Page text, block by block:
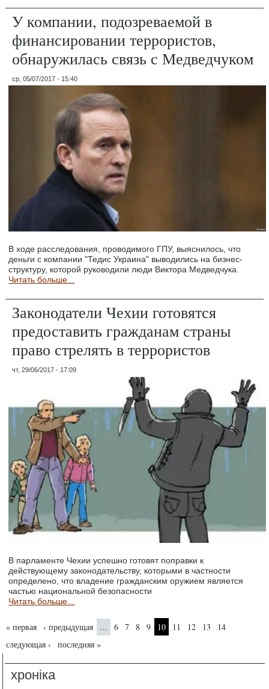
У компании, подозреваемой в
финансировании террористов,
обнаружилась связь с Медведчуком
ср, 05/07/2017 - 15:40
В ходе расследования, проводимого ГПУ, выяснилось, что
деньги с компании "Тедис Украина" выводились на бизнес-
структуру, которой руководили люди Виктора Медведчука.
Читать больше...
Законодатели Чехии готовятся
предоставить гражданам страны
право стрелять в террористов
чт, 29/06/2017 - 17:09
В парламенте Чехии успешно готовят поправки к
действующему законодательству, которыми в частности
определено, что владение гражданским оружием является
частью национальной безопасности
Читать больше...
Страницы
« первая ‹ предыдущая … 6 7 8 9 10 11 12 13
14
следующая ›
последняя »
хроніка